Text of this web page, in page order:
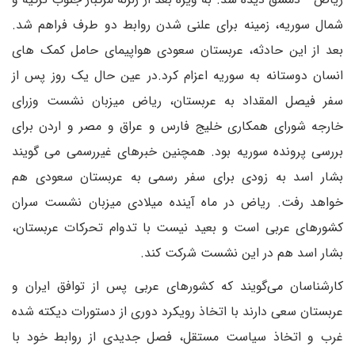
شمال سوریه، زمینه برای علنی شدن روابط دو طرف فراهم شد.
بعد از این حادثه، عربستان سعودی هواپیمای حامل کمک های
انسان دوستانه به سوریه اعزام کرد.در عین حال یک روز پس از
سفر فیصل المقداد به عربستان، ریاض میزبان نشست وزرای
خارجه شورای همکاری خلیج فارس و عراق و مصر و اردن برای
بررسی پرونده سوریه بود. همچنین خبرهای غیررسمی می گویند
بشار اسد به زودی برای سفر رسمی به عربستان سعودی هم
خواهد رفت. ریاض در ماه آینده میلادی میزبان نشست سران
کشورهای عربی است و بعید نیست با تدوام تحرکات عربستان،
بشار اسد هم در این نشست شرکت کند.
کارشناسان می‌گویند که کشورهای عربی پس از توافق ایران و
عربستان سعی دارند با اتخاذ رویکرد دوری از دستورات دیکته شده
غرب و اتخاذ سیاست مستقل، فصل جدیدی از روابط خود با